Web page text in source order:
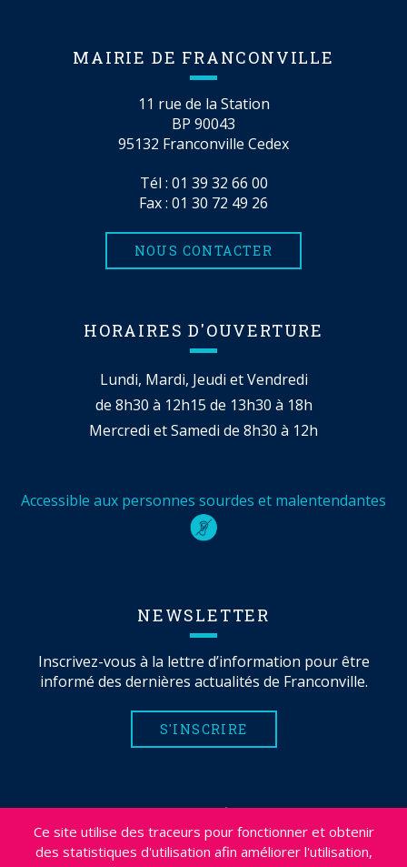
Ce site utilise des traceurs pour fonctionner et obtenir
des statistiques d'utilisation afin améliorer l'utilisation,
MAIRIE DE FRANCONVILLE
11 rue de la Station
BP 90043
95132 Franconville Cedex
Tél : 01 39 32 66 00
Fax : 01 30 72 49 26
NOUS CONTACTER
HORAIRES D'OUVERTURE
Lundi, Mardi, Jeudi et Vendredi
de 8h30 à 12h15 de 13h30 à 18h
Mercredi et Samedi de 8h30 à 12h
Accessible aux personnes sourdes et malentendantes
NEWSLETTER
Inscrivez-vous à la lettre d’information pour être
informé des dernières actualités de Franconville.
S'INSCRIRE
MENTIONS LÉGALES
PLAN DU SITE
CRÉDITS